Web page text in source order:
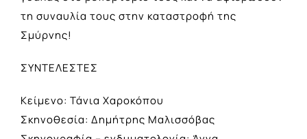
τη συναυλία τους στην καταστροφή της
Σμύρνης!
ΣΥΝΤΕΛΕΣΤΕΣ
Κείμενο: Τάνια Χαροκόπου
Σκηνοθεσία: Δημήτρης Μαλισσόβας